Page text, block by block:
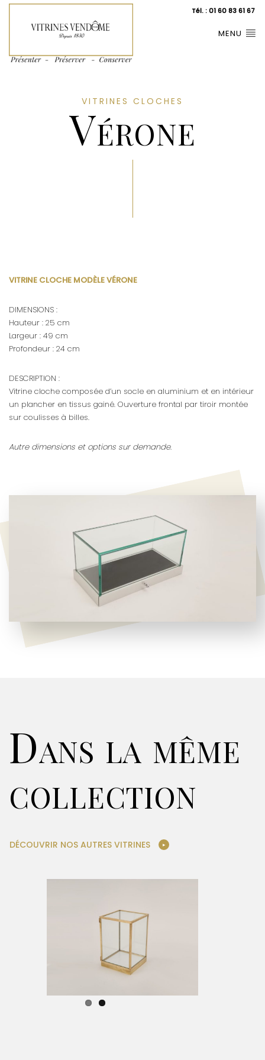
Tél. : 01 60 83 61 67
MENU
VITRINES CLOCHES
Vérone
VITRINE CLOCHE MODÈLE VÉRONE
DIMENSIONS :
Hauteur : 25 cm
Largeur : 49 cm
Profondeur : 24 cm
DESCRIPTION :
Vitrine cloche composée d’un socle en aluminium et en intérieur
un plancher en tissus gainé. Ouverture frontal par tiroir montée
sur coulisses à billes.
Autre dimensions et options sur demande.
Dans la même
collection
DÉCOUVRIR NOS AUTRES VITRINES